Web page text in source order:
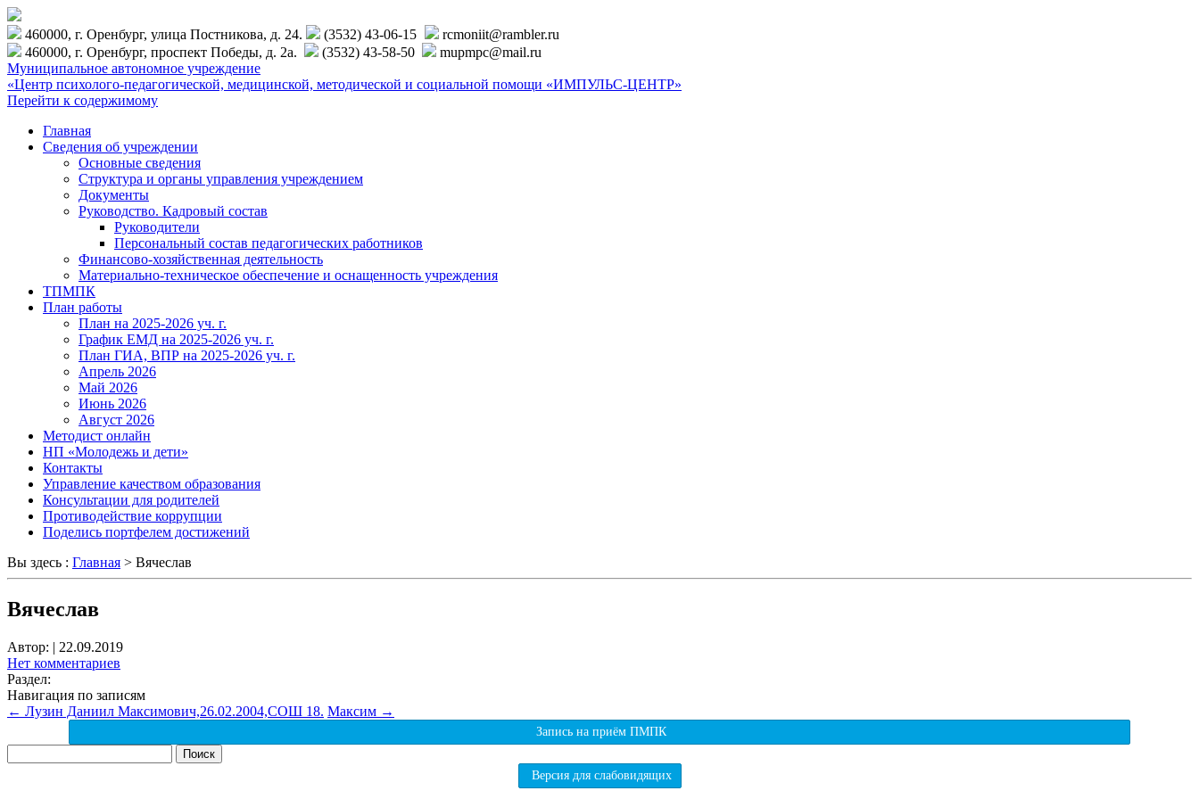
460000, г. Оренбург, улица Постникова, д. 24. (3532) 43-06-15
rcmoniit@rambler.ru
460000, г. Оренбург, проспект Победы, д. 2а.
(3532) 43-58-50
mupmpc@mail.ru
Муниципальное автономное учреждение
«Центр психолого-педагогической, медицинской, методической и социальной помощи «ИМПУЛЬС-ЦЕНТР»
Перейти к содержимому
Главная
Сведения об учреждении
Основные сведения
Структура и органы управления учреждением
Документы
Руководство. Кадровый состав
Руководители
Персональный состав педагогических работников
Финансово-хозяйственная деятельность
Материально-техническое обеспечение и оснащенность учреждения
ТПМПК
План работы
План на 2025-2026 уч. г.
График ЕМД на 2025-2026 уч. г.
План ГИА, ВПР на 2025-2026 уч. г.
Апрель 2026
Май 2026
Июнь 2026
Август 2026
Методист онлайн
НП «Молодежь и дети»
Контакты
Управление качеством образования
Консультации для родителей
Противодействие коррупции
Поделись портфелем достижений
Вы здесь : Главная > Вячеслав
Вячеслав
Автор: | 22.09.2019
Нет комментариев
Раздел:
Навигация по записям
← Лузин Даниил Максимович,26.02.2004,СОШ 18. Максим →
Запись на приём ПМПК
Версия для слабовидящих